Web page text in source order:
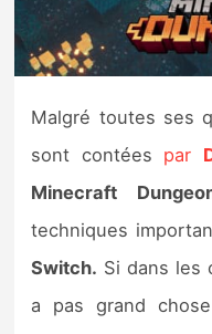
Nintendo
Tests et previews
Tests de jeux
Tests
Autres tests
Malgré toutes ses
sont contées par
Minecraft
techniques
Switch. Si dans les
a pas grand